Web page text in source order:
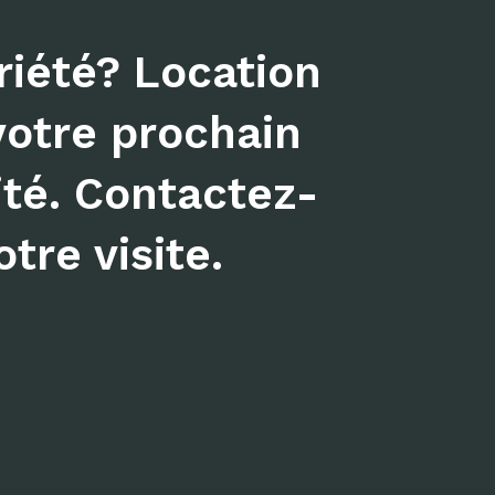
Location
prochain
Contactez-
visite.